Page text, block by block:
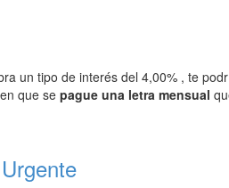
un tipo de interés del 4,00% , te
que se pague una letra mensual